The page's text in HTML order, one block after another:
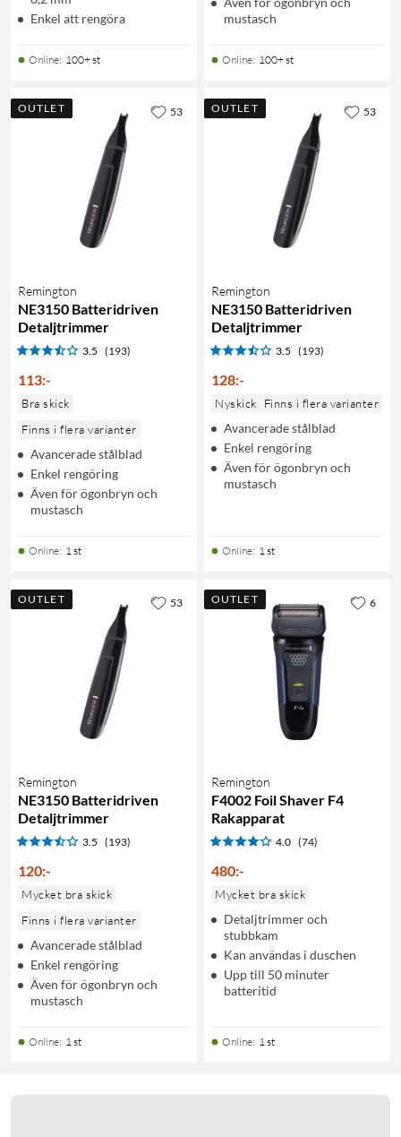
Enkel att rengöra
Online: 100+ st
mustasch
Online: 100+ st
OUTLET
Remington
NE3150 Batteridriven
Detaljtrimmer
3.5 (193)
113:-
Bra skick
Finns i flera varianter
Avancerade stålblad
Enkel rengöring
Även för ögonbryn och
mustasch
Online: 1 st
53 OUTLET
Remington
NE3150 Batteridriven
Detaljtrimmer
3.5 (193)
128:-
Nyskick Finns i flera varianter
Avancerade stålblad
Enkel rengöring
Även för ögonbryn och
mustasch
Online: 1 st
53
OUTLET
Remington
NE3150 Batteridriven
Detaljtrimmer
3.5 (193)
120:-
Mycket bra skick
Finns i flera varianter
Avancerade stålblad
Enkel rengöring
Även för ögonbryn och
mustasch
Online: 1 st
53 OUTLET
Remington
F4002 Foil Shaver F4
Rakapparat
4.0 (74)
480:-
Mycket bra skick
Detaljtrimmer och
stubbkam
Kan användas i duschen
Upp till 50 minuter
batteritid
Online: 1 st
6